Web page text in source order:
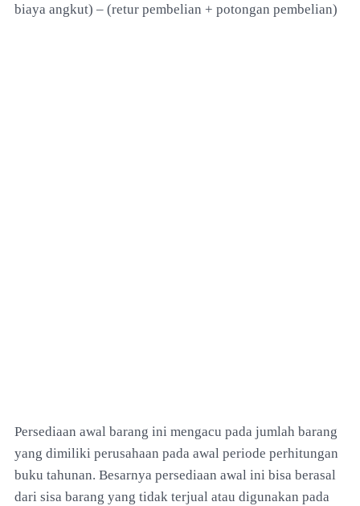
biaya angkut) – (retur pembelian + potongan pembelian)
Persediaan awal barang ini mengacu pada jumlah barang
yang dimiliki perusahaan pada awal periode perhitungan
buku tahunan. Besarnya persediaan awal ini bisa berasal
dari sisa barang yang tidak terjual atau digunakan pada